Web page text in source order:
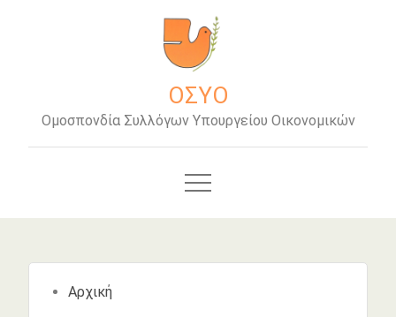
ΟΣΥΟ
Ομοσπονδία Συλλόγων Υπουργείου Οικονομικών
Αρχική